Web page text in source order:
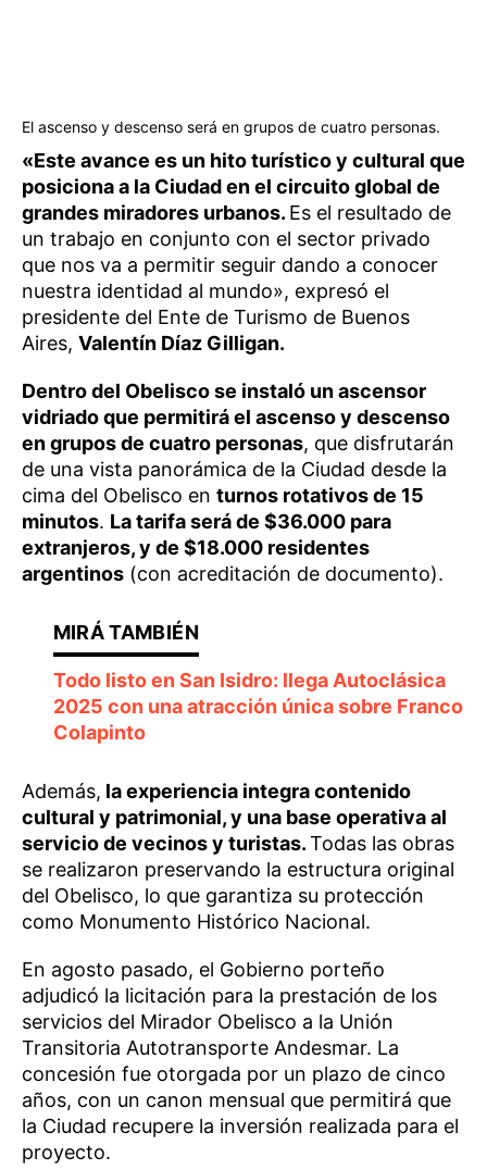
El ascenso y descenso será en grupos de cuatro personas.
«Este avance es un hito turístico y cultural que
posiciona a la Ciudad en el circuito global de
grandes miradores urbanos. Es el resultado de
un trabajo en conjunto con el sector privado
que nos va a permitir seguir dando a conocer
nuestra identidad al mundo», expresó el
presidente del Ente de Turismo de Buenos
Aires, Valentín Díaz Gilligan.
Dentro del Obelisco se instaló un ascensor
vidriado que permitirá el ascenso y descenso
en grupos de cuatro personas, que disfrutarán
de una vista panorámica de la Ciudad desde la
cima del Obelisco en turnos rotativos de 15
minutos. La tarifa será de $36.000 para
extranjeros, y de $18.000 residentes
argentinos (con acreditación de documento).
Todo listo en San Isidro: llega Autoclásica
2025 con una atracción única sobre Franco
Colapinto
Además, la experiencia integra contenido
cultural y patrimonial, y una base operativa al
servicio de vecinos y turistas.Todas las obras
se realizaron preservando la estructura original
del Obelisco, lo que garantiza su protección
como Monumento Histórico Nacional.
En agosto pasado, el Gobierno porteño
adjudicó la licitación para la prestación de los
servicios del Mirador Obelisco a la Unión
Transitoria Autotransporte Andesmar. La
concesión fue otorgada por un plazo de cinco
años, con un canon mensual que permitirá que
la Ciudad recupere la inversión realizada para el
proyecto.